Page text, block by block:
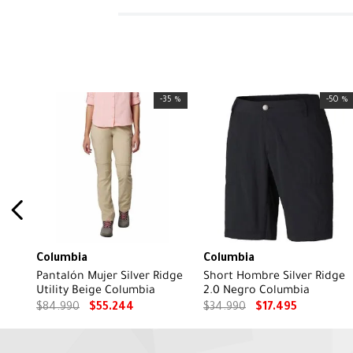
-35 %
Columbia
Pantalón Mujer Silver Ridge
Utility Beige Columbia
$84.990 $55.244
-50 %
Columbia
Short Hombre Silver Ridge
2.0 Negro Columbia
$34.990 $17.495